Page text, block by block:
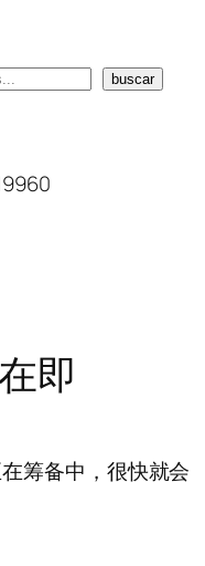
buscar
即
筹备中，很快就会